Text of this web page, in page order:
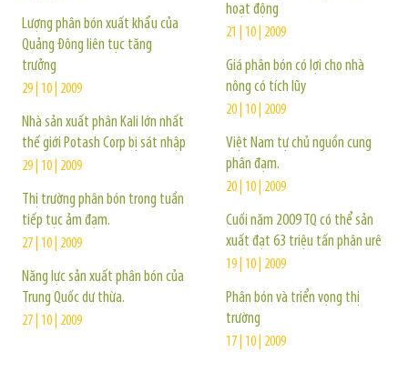
Lượng phân bón xuất khẩu của
Quảng Đông liên tục tăng
trưởng
29 | 10 | 2009
Nhà sản xuất phân Kali lớn nhất
thế giới Potash Corp bị sát nhập
29 | 10 | 2009
Thị trường phân bón trong tuần
tiếp tục ảm đạm.
27 | 10 | 2009
Năng lực sản xuất phân bón của
Trung Quốc dư thừa.
27 | 10 | 2009
hoạt động
21 | 10 | 2009
Giá phân bón có lợi cho nhà
nông có tích lũy
20 | 10 | 2009
Việt Nam tự chủ nguồn cung
phân đạm.
20 | 10 | 2009
Cuối năm 2009 TQ có thể sản
xuất đạt 63 triệu tấn phân urê
19 | 10 | 2009
Phân bón và triển vọng thị
trường
17 | 10 | 2009